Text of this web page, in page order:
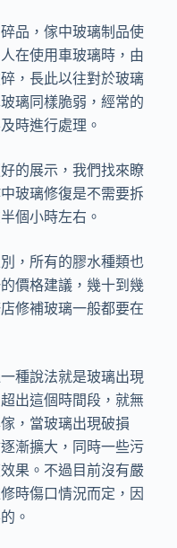
品，傢中玻璃制品使
在使用車玻璃時，由
，長此以往對於玻璃
璃同樣脆弱，經常的
時進行處理。
的展示，我們找來瞭
玻璃修復是不需要拆
個小時左右。
，所有的膠水種類也
價格建議，幾十到幾
修補玻璃一般都要在
種說法就是玻璃出現
出這個時間段，就無
，當玻璃出現破損
漸擴大，同時一些污
果。不過目前沒有嚴
時傷口情況而定，因
。